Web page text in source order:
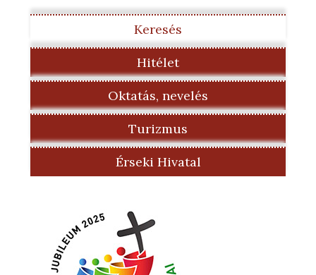
Keresés
Hitélet
Oktatás, nevelés
Turizmus
Érseki Hivatal